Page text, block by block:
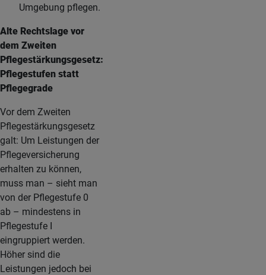
Umgebung pflegen.
Alte Rechtslage vor
dem Zweiten
Pflegestärkungsgesetz:
Pflegestufen statt
Pflegegrade
Vor dem Zweiten
Pflegestärkungsgesetz
galt: Um Leistungen der
Pflegeversicherung
erhalten zu können,
muss man – sieht man
von der Pflegestufe 0
ab – mindestens in
Pflegestufe I
eingruppiert werden.
Höher sind die
Leistungen jedoch bei